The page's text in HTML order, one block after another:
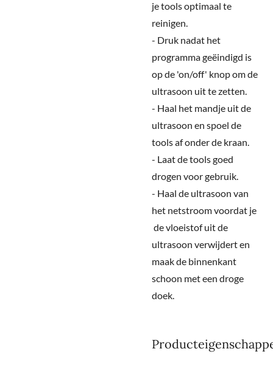
je tools optimaal te
reinigen.
- Druk nadat het
programma geëindigd is
op de 'on/off' knop om de
ultrasoon uit te zetten.
- Haal het mandje uit de
ultrasoon en spoel de
tools af onder de kraan.
- Laat de tools goed
drogen voor gebruik.
- Haal de ultrasoon van
het netstroom voordat je
de vloeistof uit de
ultrasoon verwijdert en
maak de binnenkant
schoon met een droge
doek.